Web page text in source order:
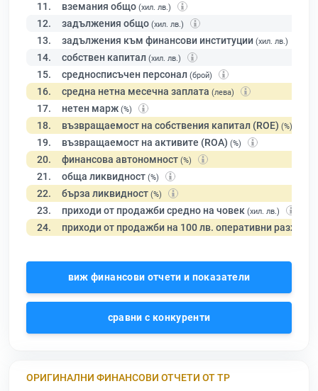
11. вземания общо (хил. лв.)
12. задължения общо (хил. лв.)
13. задължения към финансови институции (хил. лв.)
14. собствен капитал (хил. лв.)
15. средносписъчен персонал (брой)
16. средна нетна месечна заплата (лева)
17. нетен марж (%)
18. възвращаемост на собствения капитал (ROE) (%)
19. възвращаемост на активите (ROA) (%)
20. финансова автономност (%)
21. обща ликвидност (%)
22. бърза ликвидност (%)
23. приходи от продажби средно на човек (хил. лв.)
24. приходи от продажби на 100 лв. оперативни разходи
виж финансови отчети и показатели
сравни с конкуренти
ОРИГИНАЛНИ ФИНАНСОВИ ОТЧЕТИ ОТ ТР